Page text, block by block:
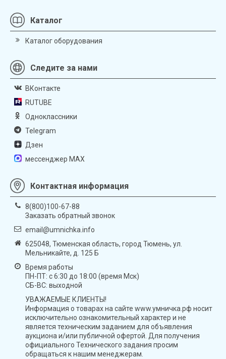
Каталог
Каталог оборудования
Следите за нами
ВКонтакте
RUTUBE
Одноклассники
Telegram
Дзен
мессенджер MAX
Контактная информация
8(800)100-67-88
Заказать обратный звонок
email@umnichka.info
625048, Тюменская область, город Тюмень, ул.
Мельникайте, д. 125 Б
Время работы
ПН-ПТ: с 6:30 до 18:00 (время Мск)
СБ-ВС: выходной
УВАЖАЕМЫЕ КЛИЕНТЫ!
Информация о товарах на сайте www.умничка.рф носит
исключительно ознакомительный характер и не
является техническим заданием для объявления
аукциона и/или публичной офертой. Для получения
официального Технического задания просим
обращаться к нашим менеджерам.